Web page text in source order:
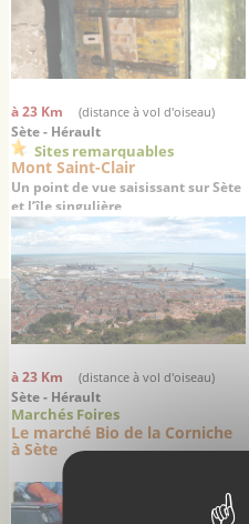
à 23 Km (distance à vol d'oiseau)
Sète - Hérault
Sites remarquables
Mont Saint-Clair
Un point de vue saisissant sur Sète
et l’île singulière
à 23 Km (distance à vol d'oiseau)
Sète - Hérault
Marchés Foires
Le marché Bio de la Corniche
à Sète